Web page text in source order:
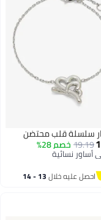
سلسلة قلب محتضن
19.19خصم 28%
احصل عليه خلال 13 - 14